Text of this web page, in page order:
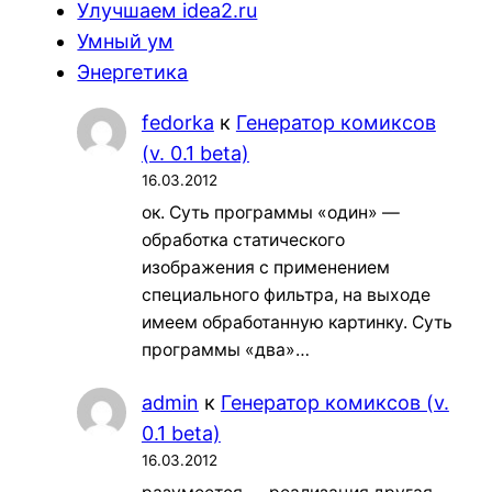
Улучшаем idea2.ru
Умный ум
Энергетика
fedorka к Генератор комиксов
(v. 0.1 beta)
16.03.2012
ок. Суть программы «один» —
обработка статического
изображения с применением
специального фильтра, на выходе
имеем обработанную картинку. Суть
программы «два»…
admin к Генератор комиксов (v.
0.1 beta)
16.03.2012